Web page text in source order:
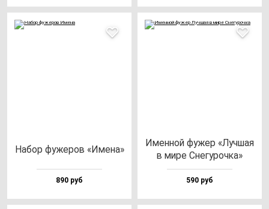
Набор фу­же­ров «Име­на»
890 руб
Имен­ной фу­жер «Луч­шая
в ми­ре Сне­гу­роч­ка»
590 руб